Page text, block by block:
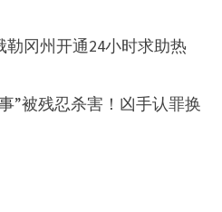
冈州开通24小时求助热
”被残忍杀害！凶手认罪换